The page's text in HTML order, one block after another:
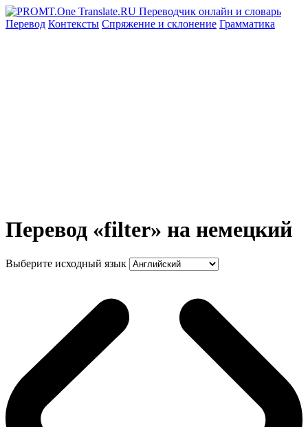
Перевод Контексты Спряжение и склонение Грамматика
Перевод «filter» на немецкий
Выберите исходный язык